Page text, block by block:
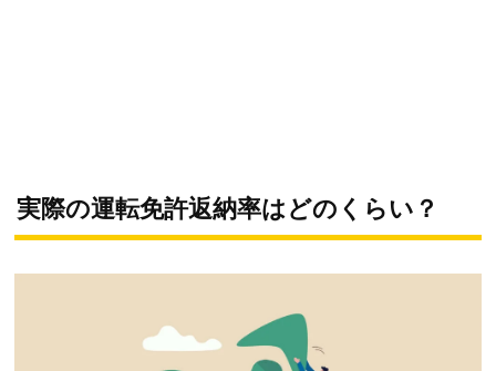
実際の運転免許返納率はどのくらい？